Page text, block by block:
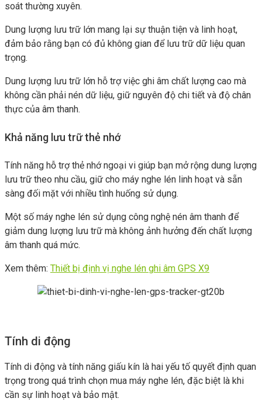
soát thường xuyên.
Dung lượng lưu trữ lớn mang lại sự thuận tiện và linh hoạt,
đảm bảo rằng bạn có đủ không gian để lưu trữ dữ liệu quan
trọng.
Dung lượng lưu trữ lớn hỗ trợ việc ghi âm chất lượng cao mà
không cần phải nén dữ liệu, giữ nguyên độ chi tiết và độ chân
thực của âm thanh.
Khả năng lưu trữ thẻ nhớ
Tính năng hỗ trợ thẻ nhớ ngoại vi giúp bạn mở rộng dung lượng
lưu trữ theo nhu cầu, giữ cho máy nghe lén linh hoạt và sẵn
sàng đối mặt với nhiều tình huống sử dụng.
Một số máy nghe lén sử dụng công nghệ nén âm thanh để
giảm dung lượng lưu trữ mà không ảnh hưởng đến chất lượng
âm thanh quá mức.
Xem thêm: Thiết bị định vị nghe lén ghi âm GPS X9
Tính di động
Tính di động và tính năng giấu kín là hai yếu tố quyết định quan
trọng trong quá trình chọn mua máy nghe lén, đặc biệt là khi
cần sự linh hoạt và bảo mật.